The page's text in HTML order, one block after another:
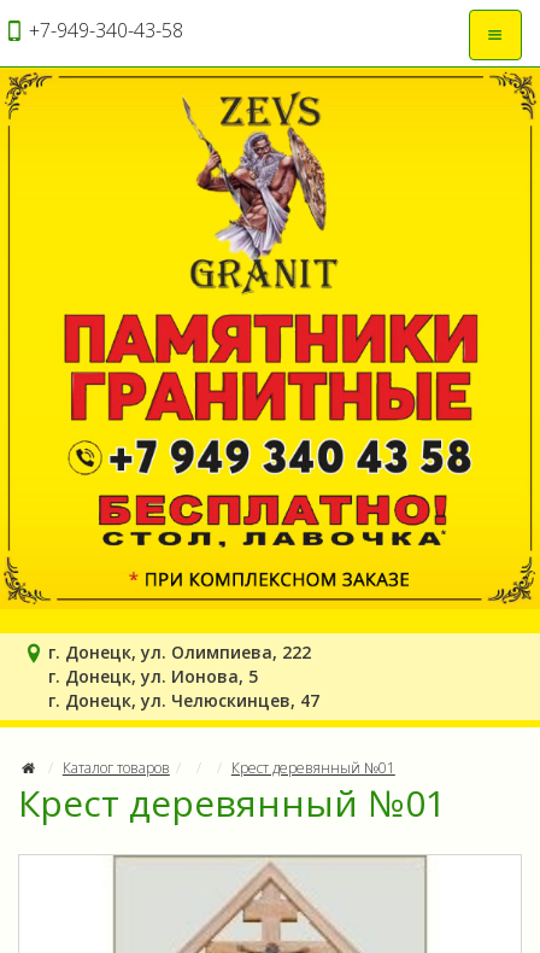
+7-949-340-43-58
г. Донецк, ул. Олимпиева, 222
г. Донецк, ул. Ионова, 5
г. Донецк, ул. Челюскинцев, 47
Каталог товаров Крест деревянный №01
Крест деревянный №01